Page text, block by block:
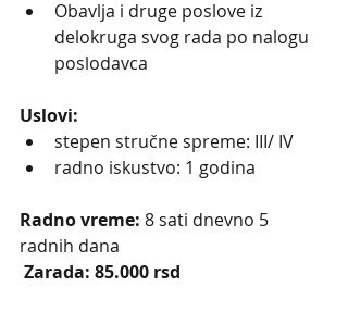
Obavlja i druge poslove iz
delokruga svog rada po nalogu
poslodavca
Uslovi:
stepen stručne spreme: III/ IV
radno iskustvo: 1 godina
Radno vreme: 8 sati dnevno 5
radnih dana
Zarada: 85.000 rsd